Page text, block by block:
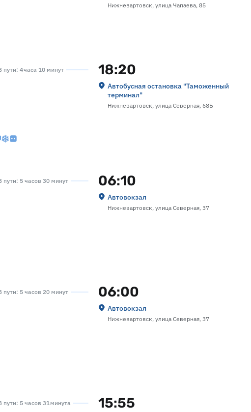
Нижневартовск, улица Чапаева, 85
пути: 4 часа 10 минут 18:20
Автобусная остановка "Таможенный
терминал"
Нижневартовск, улица Северная, 68Б
пути: 5 часов 30 минут 06:10
Автовокзал
Нижневартовск, улица Северная, 37
пути: 5 часов 20 минут 06:00
Автовокзал
Нижневартовск, улица Северная, 37
пути: 5 часов 31 минута 15:55